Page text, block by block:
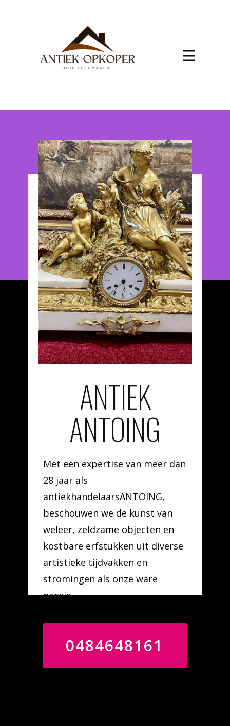
ANTIEK
ANTOING
Met een expertise van meer dan
28 jaar als
antiekhandelaarsANTOING,
beschouwen we de kunst van
weleer, zeldzame objecten en
kostbare erfstukken uit diverse
artistieke tijdvakken en
stromingen als onze ware
passie.
0484648161